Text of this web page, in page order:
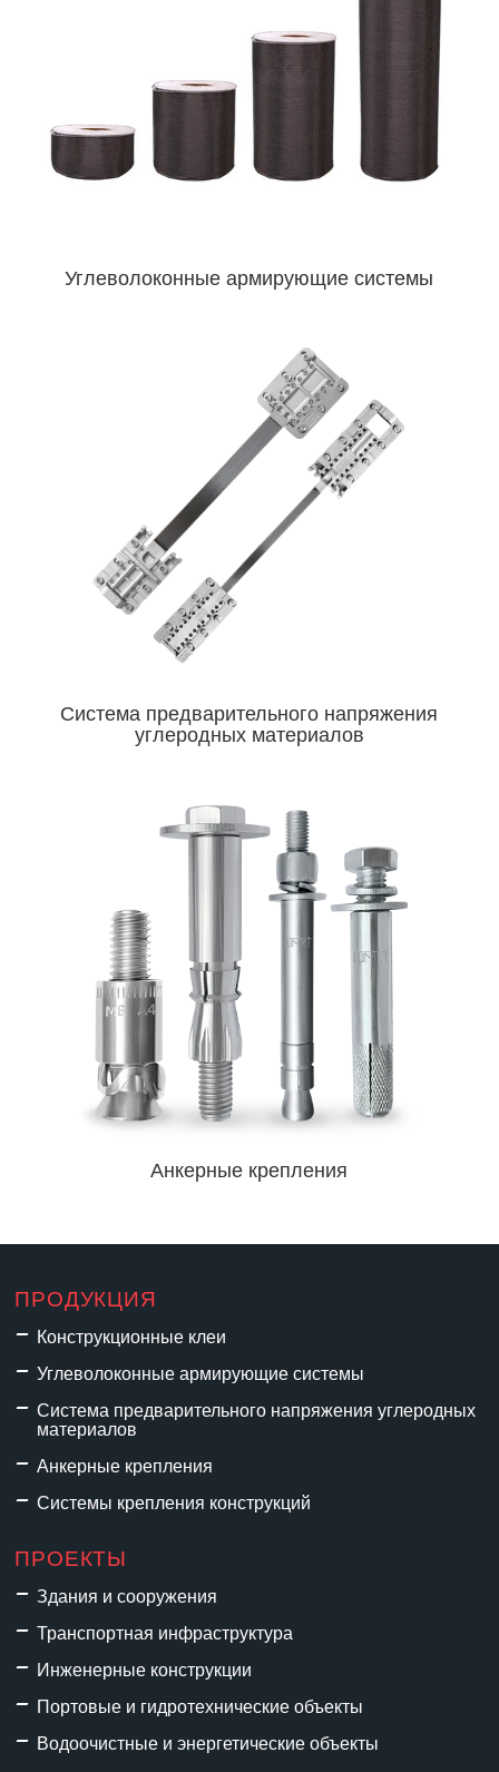
Углеволоконные армирующие системы
Система предварительного напряжения
углеродных материалов
Анкерные крепления
ПРОДУКЦИЯ
Конструкционные клеи
Углеволоконные армирующие системы
Система предварительного напряжения углеродных
материалов
Анкерные крепления
Системы крепления конструкций
ПРОЕКТЫ
Здания и сооружения
Транспортная инфраструктура
Инженерные конструкции
Портовые и гидротехнические объекты
Водоочистные и энергетические объекты